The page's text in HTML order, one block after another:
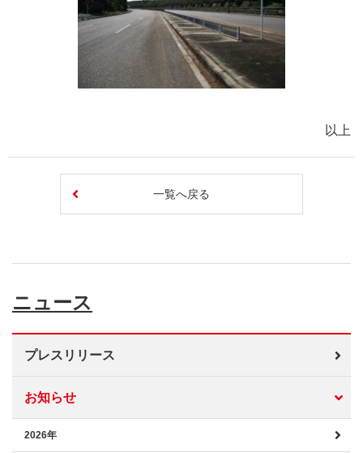
以上
一覧へ戻る
ニュース
プレスリリース
お知らせ
2026年